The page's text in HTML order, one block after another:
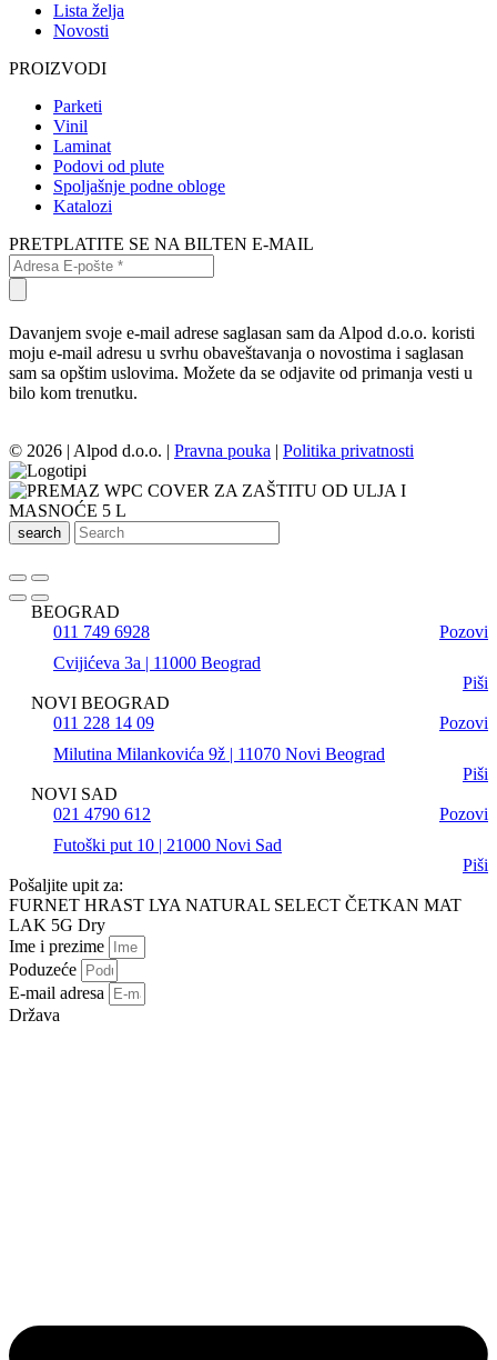
Lista želja
Novosti
PROIZVODI
Parketi
Vinil
Laminat
Podovi od plute
Spoljašnje podne obloge
Katalozi
PRETPLATITE SE NA BILTEN E-MAIL
Davanjem svoje e-mail adrese saglasan sam da Alpod d.o.o. koristi
moju e-mail adresu u svrhu obaveštavanja o novostima i saglasan
sam sa opštim uslovima. Možete da se odjavite od primanja vesti u
bilo kom trenutku.
© 2026 | Alpod d.o.o. | Pravna pouka | Politika privatnosti
search
BEOGRAD
011 749 6928
Pozovi
Cvijićeva 3a | 11000 Beograd
Piši
NOVI BEOGRAD
011 228 14 09
Pozovi
Milutina Milankovića 9ž | 11070 Novi Beograd
Piši
NOVI SAD
021 4790 612
Pozovi
Futoški put 10 | 21000 Novi Sad
Piši
Pošaljite upit za:
FURNET HRAST LYA NATURAL SELECT ČETKAN MAT
LAK 5G Dry
Ime i prezime
Poduzeće
E-mail adresa
Država